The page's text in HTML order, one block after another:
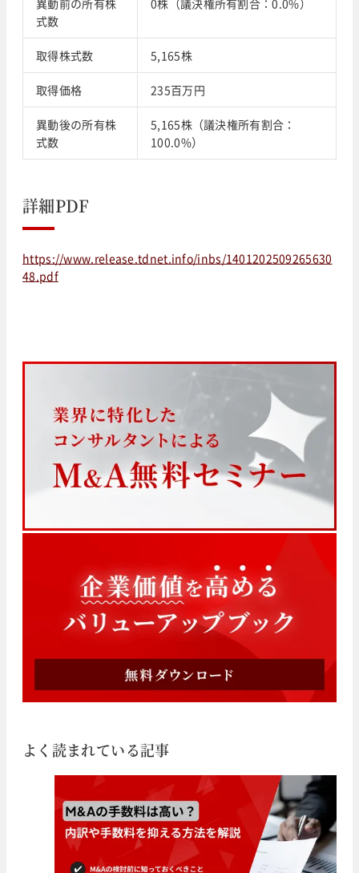
式数
取得株式数 5,165株
取得価格 235百万円
異動後の所有株
式数
5,165株（議決権所有割合：
100.0%）
詳細PDF
https://www.release.tdnet.info/inbs/1401202509265630
48.pdf
よく読まれている記事